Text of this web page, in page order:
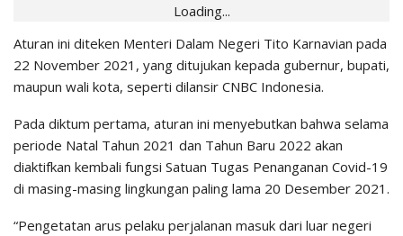
Loading...
Aturan ini diteken Menteri Dalam Negeri Tito Karnavian pada
22 November 2021, yang ditujukan kepada gubernur, bupati,
maupun wali kota, seperti dilansir CNBC Indonesia.
Pada diktum pertama, aturan ini menyebutkan bahwa selama
periode Natal Tahun 2021 dan Tahun Baru 2022 akan
diaktifkan kembali fungsi Satuan Tugas Penanganan Covid-19
di masing-masing lingkungan paling lama 20 Desember 2021.
“Pengetatan arus pelaku perjalanan masuk dari luar negeri